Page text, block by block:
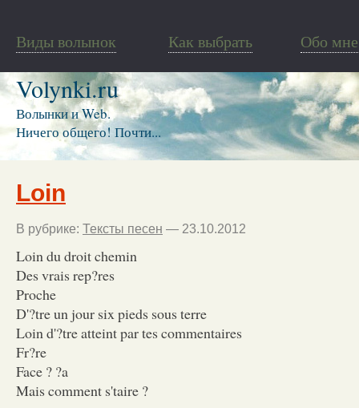
Виды волынок Как выбрать Обо мне
Volynki.ru
Волынки и Web.
Ничего общего! Почти...
Loin
В рубрике: Тексты песен — 23.10.2012
Loin du droit chemin
Des vrais rep?res
Proche
D'?tre un jour six pieds sous terre
Loin d'?tre atteint par tes commentaires
Fr?re
Face ? ?a
Mais comment s'taire ?